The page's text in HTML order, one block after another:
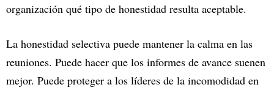
organización qué tipo de honestidad resulta aceptable.
La honestidad selectiva puede mantener la calma en las
reuniones. Puede hacer que los informes de avance suenen
mejor. Puede proteger a los líderes de la incomodidad en